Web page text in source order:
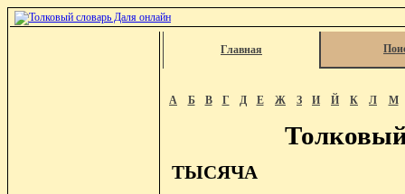
Главная
А Б В Г Д Е Ж З И Й К Л М
ТЫСЯЧА